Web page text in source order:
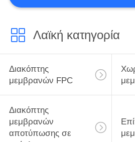
Λαϊκή κατηγορία
Διακόπτης
μεμβρανών FPC
Διακόπτης
μεμβρανών
αποτύπωσης σε